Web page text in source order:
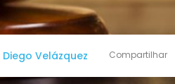
Diego Velázquez Compartilhar